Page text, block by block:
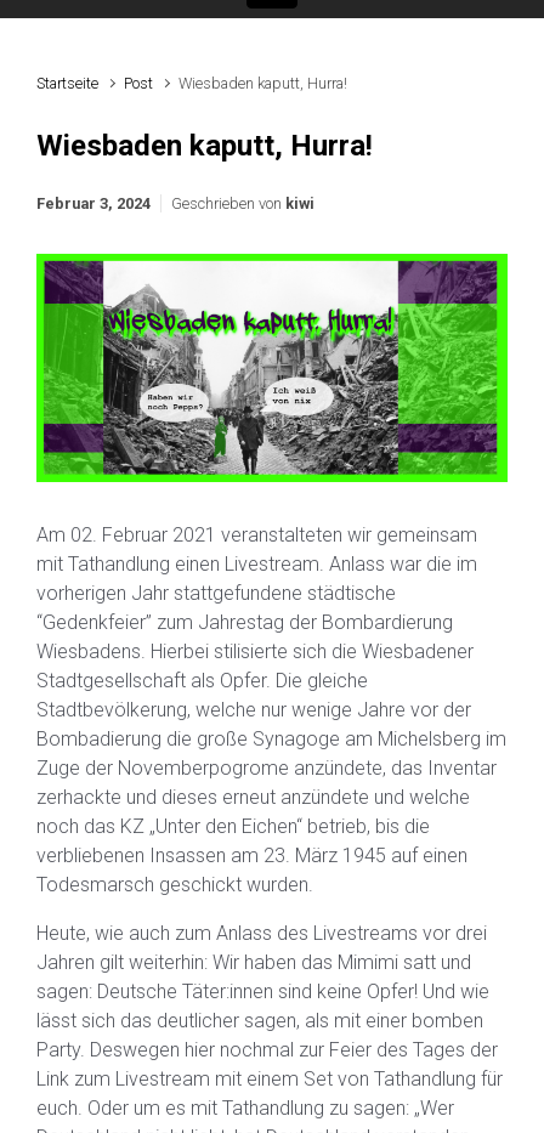
Startseite Post Wiesbaden kaputt, Hurra!
Wiesbaden kaputt, Hurra!
Februar 3, 2024 Geschrieben von kiwi
Am 02. Februar 2021 veranstalteten wir gemeinsam
mit Tathandlung einen Livestream. Anlass war die im
vorherigen Jahr stattgefundene städtische
“Gedenkfeier” zum Jahrestag der Bombardierung
Wiesbadens. Hierbei stilisierte sich die Wiesbadener
Stadtgesellschaft als Opfer. Die gleiche
Stadtbevölkerung, welche nur wenige Jahre vor der
Bombadierung die große Synagoge am Michelsberg im
Zuge der Novemberpogrome anzündete, das Inventar
zerhackte und dieses erneut anzündete und welche
noch das KZ „Unter den Eichen“ betrieb, bis die
verbliebenen Insassen am 23. März 1945 auf einen
Todesmarsch geschickt wurden.
Heute, wie auch zum Anlass des Livestreams vor drei
Jahren gilt weiterhin: Wir haben das Mimimi satt und
sagen: Deutsche Täter:innen sind keine Opfer! Und wie
lässt sich das deutlicher sagen, als mit einer bomben
Party. Deswegen hier nochmal zur Feier des Tages der
Link zum Livestream mit einem Set von Tathandlung für
euch. Oder um es mit Tathandlung zu sagen: „Wer